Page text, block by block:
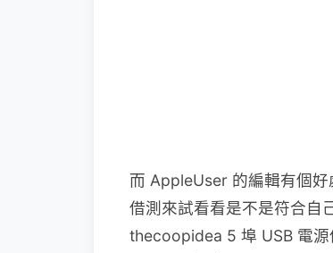
而 AppleUser 的編輯有個
借測來試看看是不是符合自
thecoopidea 5 埠 USB 電